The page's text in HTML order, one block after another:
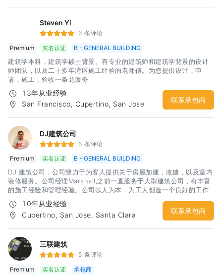
恼，不在为每一个工程阶段寻找合适人选而头痛，不在为施工质量潜
在风险而承担压力。Top Click Builder & Design ，向您提供贴心的
询服务。
Steven Yi
6 条评论
Premium
实名认证 B - GENERAL BUILDING
建筑学本科，建筑学硕士背景。有专业的建筑师和建筑学背景的设计
师团队，以及二十多年湾区施工经验的老师傅。为您提供设计，申
请，施工，验收一条龙服务
13年从业经验
San Francisco, Cupertino, San Jose
联系承包商
DJ建筑公司
6 条评论
Premium
实名认证 B - GENERAL BUILDING
DJ 建筑公司，公司致力于为客人提供关于房屋加建，改建，以及室内
装修服务。公司经理Marshall,之前一直服务于大型建筑公司，有丰富
的施工经验和管理经验。公司以人为本，为工人创造一个良好的工作
环境，从而提供高质量的装修服务。公司秉承“质量一流，服务一流”的
原则服务于湾区各个家庭。尽我所能，为您创造一个理想中的家。
10年从业经验
Cupertino, San Jose, Santa Clara
联系承包商
三联建筑
5 条评论
Premium
实名认证 承包商